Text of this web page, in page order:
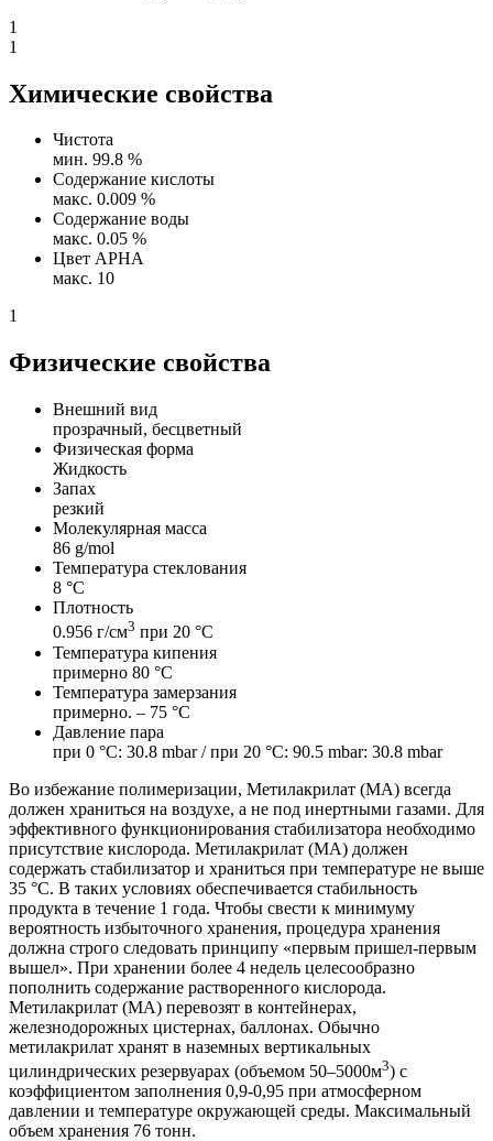
1
1
Химические свойства
Чистота
мин. 99.8 %
Содержание кислоты
макс. 0.009 %
Содержание воды
макс. 0.05 %
Цвет APHA
макс. 10
1
Физические свойства
Внешний вид
прозрачный, бесцветный
Физическая форма
Жидкость
Запах
резкий
Молекулярная масса
86 g/mol
Температура стеклования
8 °C
Плотность
0.956 г/см3 при 20 °C
Температура кипения
примерно 80 °C
Температура замерзания
примерно. – 75 °C
Давление пара
при 0 °C: 30.8 mbar / при 20 °C: 90.5 mbar: 30.8 mbar
Во избежание полимеризации, Mетилакрилат (MA) всегда
должен храниться на воздухе, а не под инертными газами. Для
эффективного функционирования стабилизатора необходимо
присутствие кислорода. Метилакрилат (MA) должен
содержать стабилизатор и храниться при температуре не выше
35 °C. В таких условиях обеспечивается стабильность
продукта в течение 1 года. Чтобы свести к минимуму
вероятность избыточного хранения, процедура хранения
должна строго следовать принципу «первым пришел-первым
вышел». При хранении более 4 недель целесообразно
пополнить содержание растворенного кислорода.
Метилакрилат (MA) перевозят в контейнерах,
железнодорожных цистернах, баллонах. Обычно
метилакрилат хранят в наземных вертикальных
цилиндрических резервуарах (объемом 50–5000м3) с
коэффициентом заполнения 0,9-0,95 при атмосферном
давлении и температуре окружающей среды. Максимальный
объем хранения 76 тонн.